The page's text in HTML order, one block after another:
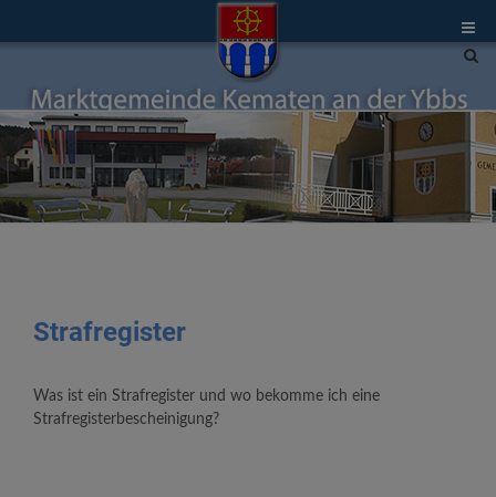
Site
Strafregister
Was ist ein Strafregister und wo bekomme ich eine
Strafregisterbescheinigung?